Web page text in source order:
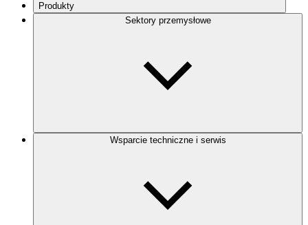
Produkty
Sektory przemysłowe
Wsparcie techniczne i serwis